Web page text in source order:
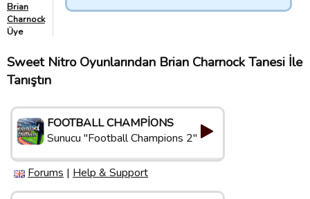
Brian
Charnock
Üye
Sweet Nitro Oyunlarından Brian Charnock Tanesi İle
Tanıştın
FOOTBALL CHAMPIONS
Sunucu "Football Champions 2"
Forums | Help & Support